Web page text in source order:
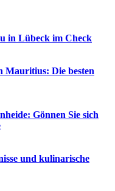
in Lübeck im Check
Mauritius: Die besten
Gönnen Sie sich
und kulinarische